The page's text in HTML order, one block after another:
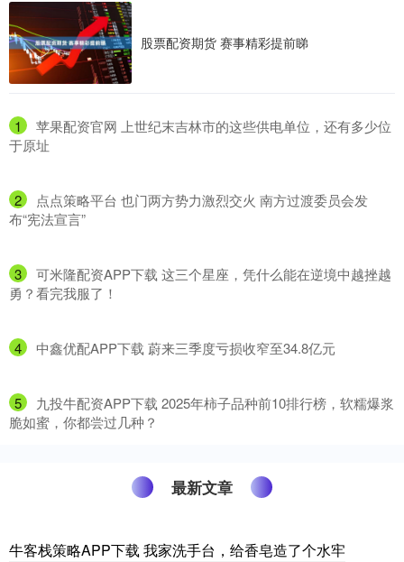
股票配资期货 赛事精彩提前睇
1
​苹果配资官网 上世纪末吉林市的这些供电单位，还有多少位
于原址
2
​点点策略平台 也门两方势力激烈交火 南方过渡委员会发
布“宪法宣言”
3
​可米隆配资APP下载 这三个星座，凭什么能在逆境中越挫越
勇？看完我服了！
4 ​中鑫优配APP下载 蔚来三季度亏损收窄至34.8亿元
5
​九投牛配资APP下载 2025年柿子品种前10排行榜，软糯爆浆
脆如蜜，你都尝过几种？
最新文章
牛客栈策略APP下载 我家洗手台，给香皂造了个水牢